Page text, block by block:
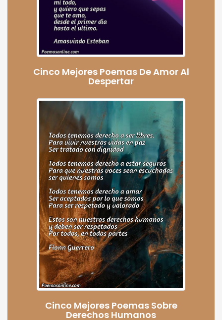
Cinco Mejores Poemas De Amor Al
Despertar
Cinco Mejores Poemas Sobre
Derechos Humanos